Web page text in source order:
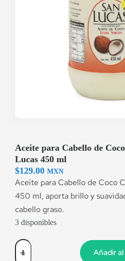
Aceite para Cabello de
Lucas 450 ml
$129.00 MXN
Aceite para Cabello de Coco
450 ml, aporta brillo y
cabello graso.
3 disponibles
Añadir